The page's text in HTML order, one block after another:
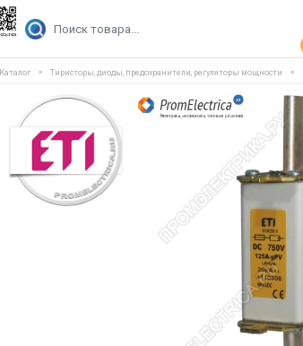
Каталог Тиристоры, диоды, предохранители, регуляторы мощности